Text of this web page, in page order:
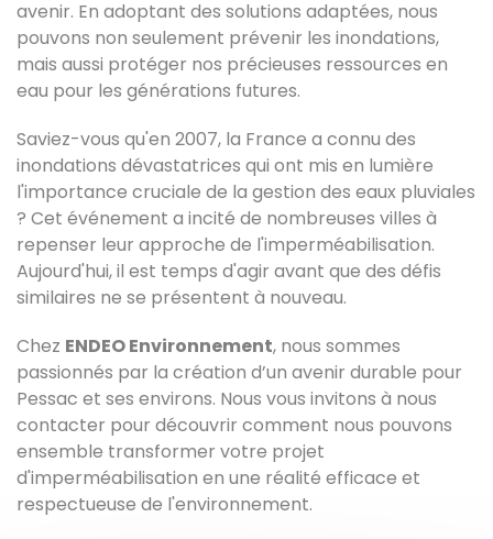
avenir. En adoptant des solutions adaptées, nous
pouvons non seulement prévenir les inondations,
mais aussi protéger nos précieuses ressources en
eau pour les générations futures.
Saviez-vous qu'en 2007, la France a connu des
inondations dévastatrices qui ont mis en lumière
l'importance cruciale de la gestion des eaux pluviales
? Cet événement a incité de nombreuses villes à
repenser leur approche de l'imperméabilisation.
Aujourd'hui, il est temps d'agir avant que des défis
similaires ne se présentent à nouveau.
Chez ENDEO Environnement, nous sommes
passionnés par la création d’un avenir durable pour
Pessac et ses environs. Nous vous invitons à nous
contacter pour découvrir comment nous pouvons
ensemble transformer votre projet
d'imperméabilisation en une réalité efficace et
respectueuse de l'environnement.